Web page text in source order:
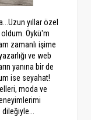
yıllar özel
Öykü'm
zamanlı işime
ve web
yanına bir de
ise seyahat!
moda ve